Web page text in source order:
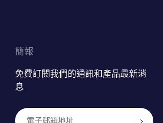
簡報
免費訂閱我們的通訊和產品最新消
息